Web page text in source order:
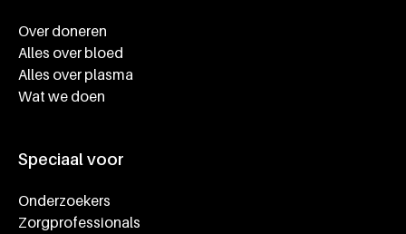
Over doneren
Alles over bloed
Alles over plasma
Wat we doen
Speciaal voor
Onderzoekers
Zorgprofessionals